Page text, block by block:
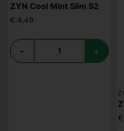
ZYN Cool Mint Slim S2
€ 4,49
- +
€